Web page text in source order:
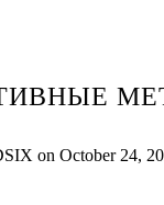
on October 24,